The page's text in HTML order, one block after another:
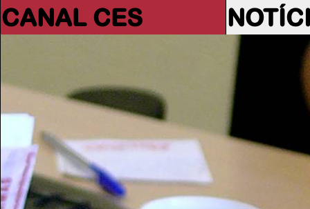
CANAL CES